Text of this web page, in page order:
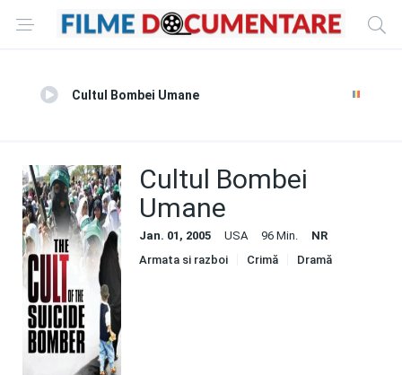
Cultul Bombei Umane
Cultul Bombei
Umane
Jan. 01, 2005 USA 96 Min.
NR
Armata si razboi
Crimă Dramă